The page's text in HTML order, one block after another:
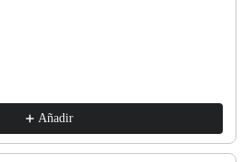
Añadir